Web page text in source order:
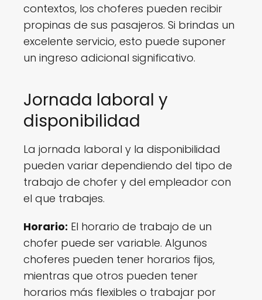
contextos, los choferes pueden recibir
propinas de sus pasajeros. Si brindas un
excelente servicio, esto puede suponer
un ingreso adicional significativo.
Jornada laboral y
disponibilidad
La jornada laboral y la disponibilidad
pueden variar dependiendo del tipo de
trabajo de chofer y del empleador con
el que trabajes.
Horario: El horario de trabajo de un
chofer puede ser variable. Algunos
choferes pueden tener horarios fijos,
mientras que otros pueden tener
horarios más flexibles o trabajar por